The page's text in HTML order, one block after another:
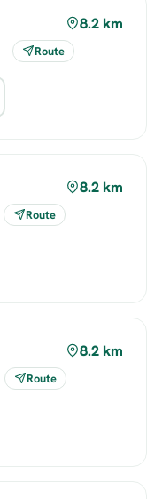
8.2 km
Route
8.2 km
Route
8.2 km
Route